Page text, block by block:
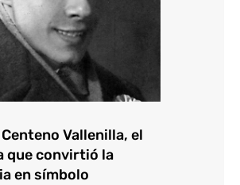
Vallenilla, el
que convirtió la
en símbolo